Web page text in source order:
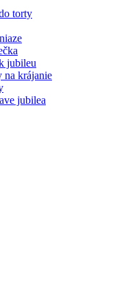
torty
jubileu
na krájanie
jubilea